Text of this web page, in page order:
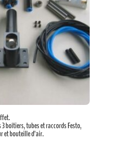
boîtiers, tubes et raccords Festo,
et bouteille d’air.